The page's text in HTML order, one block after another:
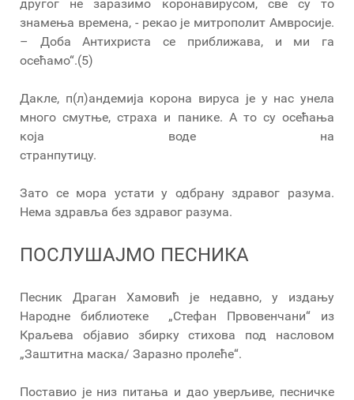
другог не заразимо коронавирусом, све су то
знамења времена, - рекао је митрополит Амвросије.
– Доба Антихриста се приближава, и ми га
осећамо“.(5)
Дакле, п(л)андемија корона вируса је у нас унела
много смутње, страха и панике. А то су осећања
која воде на
странпутицу.
Зато се мора устати у одбрану здравог разума.
Нема здравља без здравог разума.
ПОСЛУШАЈМО ПЕСНИКА
Песник Драган Хамовић је недавно, у издању
Народне библиотеке „Стефан Првовенчани“ из
Краљева објавио збирку стихова под насловом
„Заштитна маска/ Заразно пролеће“.
Поставио је низ питања и дао уверљиве, песничке